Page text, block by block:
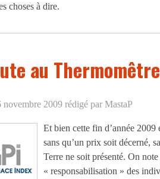
choses à dire.
au Thermomêtre
novembre 2009 rédigé par MastaP
Et bien cette fin d’année 2009
sans qu’un prix soit décerné,
Terre ne soit présenté. On
« responsabilisation » des